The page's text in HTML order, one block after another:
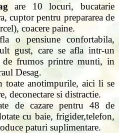
are 10 locuri, bucatarie
cuptor pentru prepararea de
coacere paine.
o pensiune confortabila,
gust, care se afla intr-un
frumos printre munti, in
Desag.
toate anotimpurile, aici li se
deconectare si distractie.
de cazare pentru 48 de
cu baie, frigider,telefon,
paturi suplimentare.